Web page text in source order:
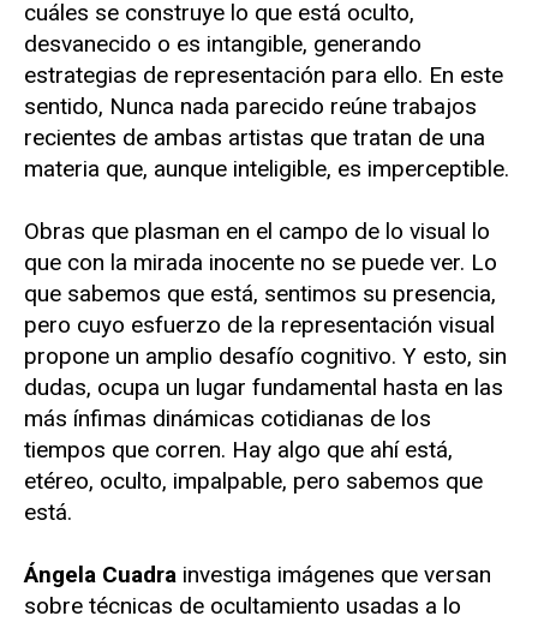
cuáles se construye lo que está oculto,
desvanecido o es intangible, generando
estrategias de representación para ello. En este
sentido, Nunca nada parecido reúne trabajos
recientes de ambas artistas que tratan de una
materia que, aunque inteligible, es imperceptible.
Obras que plasman en el campo de lo visual lo
que con la mirada inocente no se puede ver. Lo
que sabemos que está, sentimos su presencia,
pero cuyo esfuerzo de la representación visual
propone un amplio desafío cognitivo. Y esto, sin
dudas, ocupa un lugar fundamental hasta en las
más ínfimas dinámicas cotidianas de los
tiempos que corren. Hay algo que ahí está,
etéreo, oculto, impalpable, pero sabemos que
está.
Ángela Cuadra investiga imágenes que versan
sobre técnicas de ocultamiento usadas a lo